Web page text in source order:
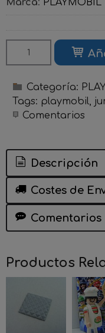
Marca: PLAYMOBIL
Categoría:
Tags: playmobil
Comentarios
Descripción
Costes de
Comentarios
Productos